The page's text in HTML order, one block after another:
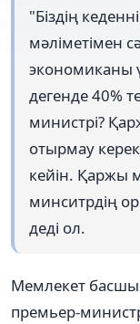
"Біздің
мәліметімен
экономиканы
дегенде 40%
министрі?
отырмау
кейін. Қаржы
минситрдің
деді ол.
Мемлекет
премьер-